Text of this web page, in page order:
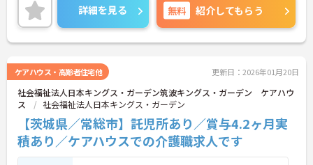
詳細を見る 無料 紹介してもらう
ケアハウス・高齢者住宅他 更新日：2026年01月20日
社会福祉法人日本キングス・ガーデン筑波キングス・ガーデン ケアハウ
ス
社会福祉法人日本キングス・ガーデン
【茨城県／常総市】託児所あり／賞与4.2ヶ月実
積あり／ケアハウスでの介護職求人です